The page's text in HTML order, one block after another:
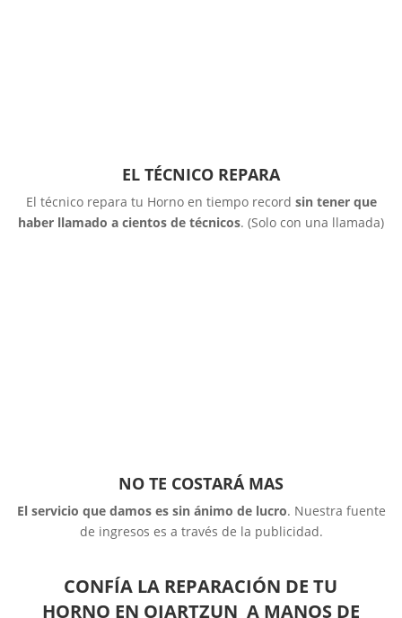
EL TÉCNICO REPARA
El técnico repara tu Horno en tiempo record sin tener que
haber llamado a cientos de técnicos. (Solo con una llamada)
NO TE COSTARÁ MAS
El servicio que damos es sin ánimo de lucro. Nuestra fuente
de ingresos es a través de la publicidad.
CONFÍA LA REPARACIÓN DE TU
HORNO EN OIARTZUN A MANOS DE